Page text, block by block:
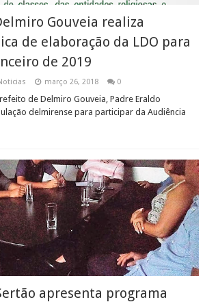
Gouveia realiza
de elaboração da LDO para
de 2019
março 26, 2018 0
de Delmiro Gouveia, Padre Eraldo
delmirense para participar da Audiência
apresenta programa